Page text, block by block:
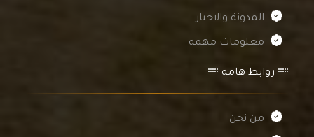
المدونة والاخبار
معلومات مهمة
روابط هامة
من نحن